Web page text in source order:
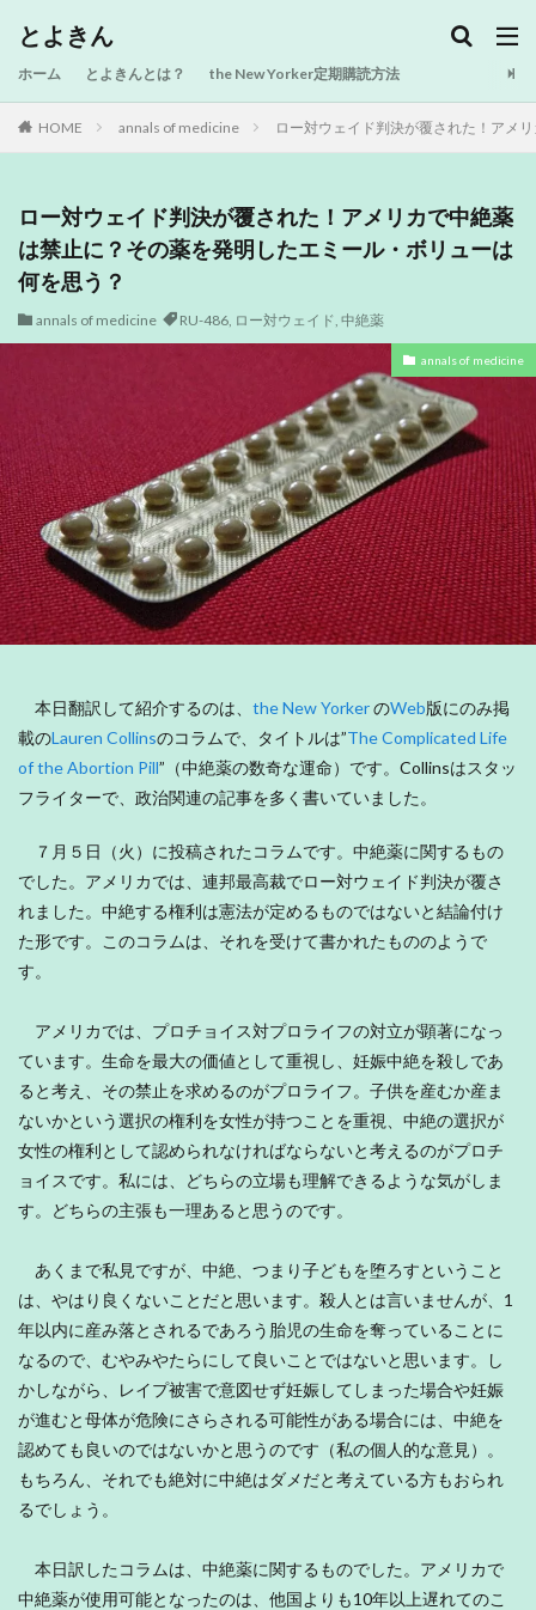
とよきん
ホーム とよきんとは？ the New Yorker定期購読方法
HOME annals of medicine ロー対ウェイド判決が覆された！アメ
ロー対ウェイド判決が覆された！アメリカで中絶薬
は禁止に？その薬を発明したエミール・ボリューは
何を思う？
annals of medicine RU-486, ロー対ウェイド, 中絶薬
annals of medicine
本日翻訳して紹介するのは、 the New YorkerのWeb版にのみ掲
載のLauren Collinsのコラムで、タイトルは”The Complicated Life
of the Abortion Pill”（中絶薬の数奇な運命）です。Collinsはスタッ
フライターで、政治関連の記事を多く書いていました。
７月５日（火）に投稿されたコラムです。中絶薬に関するもの
でした。アメリカでは、連邦最高裁でロー対ウェイド判決が覆さ
れました。中絶する権利は憲法が定めるものではないと結論付け
た形です。このコラムは、それを受けて書かれたもののようで
す。
アメリカでは、プロチョイス対プロライフの対立が顕著になっ
ています。生命を最大の価値として重視し、妊娠中絶を殺しであ
ると考え、その禁止を求めるのがプロライフ。子供を産むか産ま
ないかという選択の権利を女性が持つことを重視、中絶の選択が
女性の権利として認められなければならないと考えるのがプロチ
ョイスです。私には、どちらの立場も理解できるような気がしま
す。どちらの主張も一理あると思うのです。
あくまで私見ですが、中絶、つまり子どもを堕ろすということ
は、やはり良くないことだと思います。殺人とは言いませんが、1
年以内に産み落とされるであろう胎児の生命を奪っていることに
なるので、むやみやたらにして良いことではないと思います。し
かしながら、レイプ被害で意図せず妊娠してしまった場合や妊娠
が進むと母体が危険にさらされる可能性がある場合には、中絶を
認めても良いのではないかと思うのです（私の個人的な意見）。
もちろん、それでも絶対に中絶はダメだと考えている方もおられ
るでしょう。
本日訳したコラムは、中絶薬に関するものでした。アメリカで
中絶薬が使用可能となったのは、他国よりも10年以上遅れてのこ